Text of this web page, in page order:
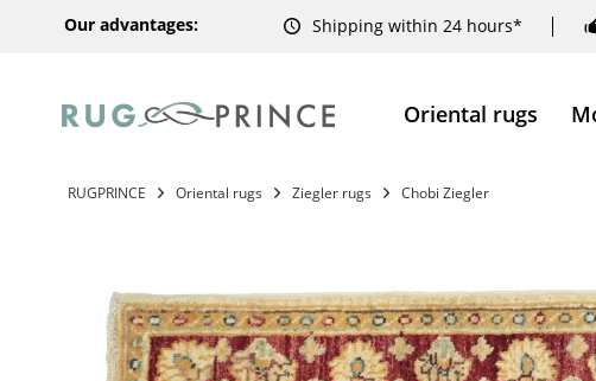
Our advantages: Shipping within 24 hours*
Oriental rugs
RUGPRINCE Oriental rugs Ziegler rugs Chobi Ziegler